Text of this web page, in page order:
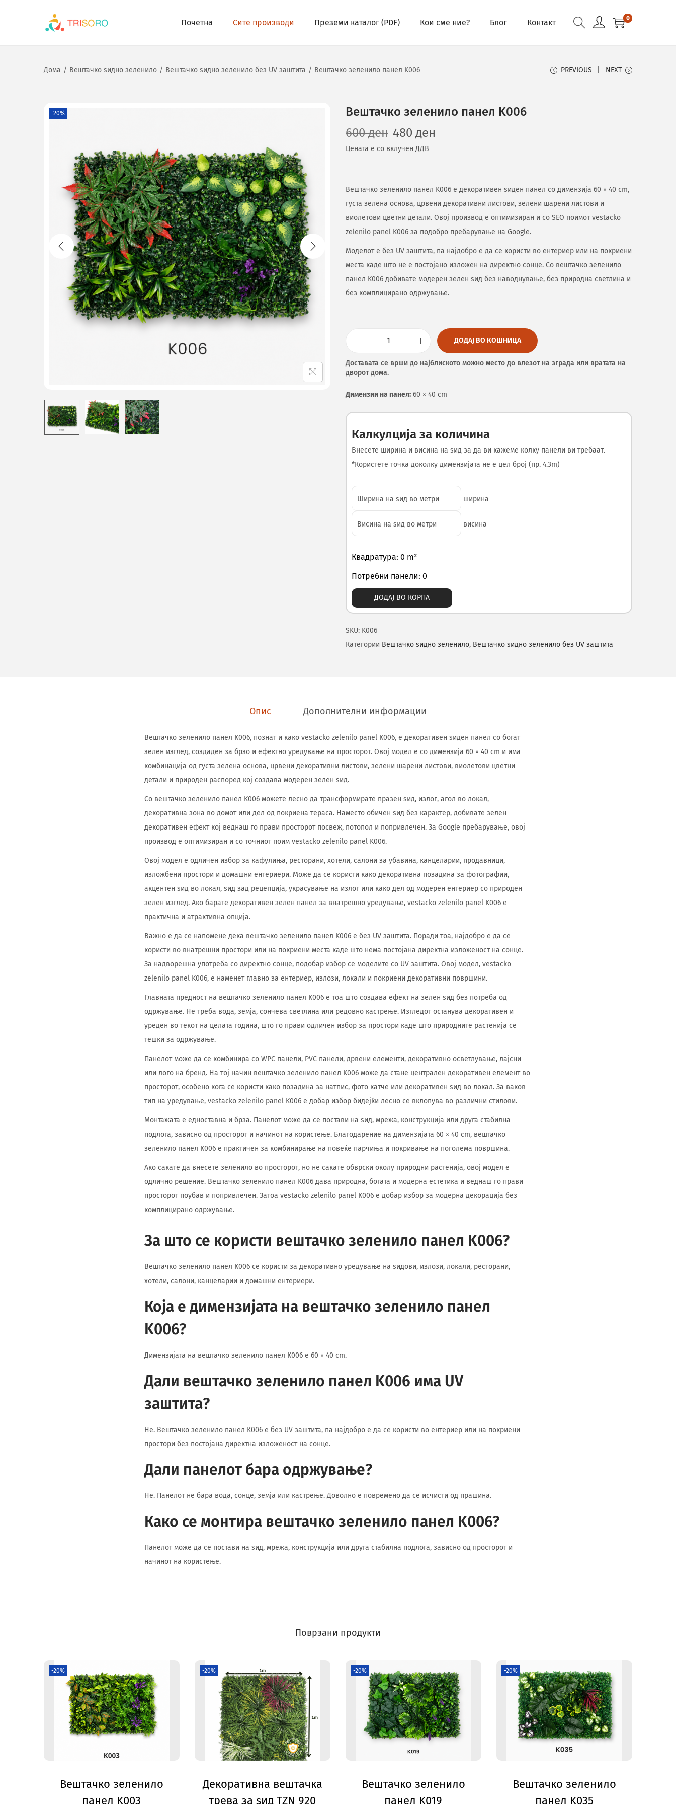
Почетна Сите производи Преземи каталог (PDF) Кои сме ние? Блог Контакт 0
Дома / Вештачко ѕидно зеленило / Вештачко ѕидно зеленило без UV заштита / Вештачко зеленило панел K006 PREVIOUS NEXT
-20%
Вештачко зеленило панел K006
600ден 480 ден
Цената е со вклучен ДДВ
Вештачко зеленило панел K006 е декоративен ѕиден панел со димензија 60 × 40 cm,
густа зелена основа, црвени декоративни листови, зелени шарени листови и
виолетови цветни детали. Овој производ е оптимизиран и со SEO поимот vestacko
zelenilo panel K006 за подобро пребарување на Google.
Моделот е без UV заштита, па најдобро е да се користи во ентериер или на покриени
места каде што не е постојано изложен на директно сонце. Со вештачко зеленило
панел K006 добивате модерен зелен ѕид без наводнување, без природна светлина и
без комплицирано одржување.
ДОДАЈ ВО КОШНИЦА
Доставата се врши до најблиското можно место до влезот на зграда или вратата на
дворот дома.
Димензии на панел: 60 × 40 cm
Калкулција за количина
Внесете ширина и висина на ѕид за да ви кажеме колку панели ви требаат.
*Користете точка доколку димензијата не е цел број (пр. 4.3m)
ширина
висина
Квадратура: 0 m²
Потребни панели: 0
ДОДАЈ ВО КОРПА
SKU: K006
Категории Вештачко ѕидно зеленило, Вештачко ѕидно зеленило без UV заштита
Опис Дополнителни информации
Вештачко зеленило панел K006, познат и како vestacko zelenilo panel K006, е декоративен ѕиден панел со богат
зелен изглед, создаден за брзо и ефектно уредување на просторот. Овој модел е со димензија 60 × 40 cm и има
комбинација од густа зелена основа, црвени декоративни листови, зелени шарени листови, виолетови цветни
детали и природен распоред кој создава модерен зелен ѕид.
Со вештачко зеленило панел K006 можете лесно да трансформирате празен ѕид, излог, агол во локал,
декоративна зона во домот или дел од покриена тераса. Наместо обичен ѕид без карактер, добивате зелен
декоративен ефект кој веднаш го прави просторот посвеж, потопол и попривлечен. За Google пребарување, овој
производ е оптимизиран и со точниот поим vestacko zelenilo panel K006.
Овој модел е одличен избор за кафулиња, ресторани, хотели, салони за убавина, канцеларии, продавници,
изложбени простори и домашни ентериери. Може да се користи како декоративна позадина за фотографии,
акцентен ѕид во локал, ѕид зад рецепција, украсување на излог или како дел од модерен ентериер со природен
зелен изглед. Ако барате декоративен зелен панел за внатрешно уредување, vestacko zelenilo panel K006 е
практична и атрактивна опција.
Важно е да се напомене дека вештачко зеленило панел K006 е без UV заштита. Поради тоа, најдобро е да се
користи во внатрешни простори или на покриени места каде што нема постојана директна изложеност на сонце.
За надворешна употреба со директно сонце, подобар избор се моделите со UV заштита. Овој модел, vestacko
zelenilo panel K006, е наменет главно за ентериер, излози, локали и покриени декоративни површини.
Главната предност на вештачко зеленило панел K006 е тоа што создава ефект на зелен ѕид без потреба од
одржување. Не треба вода, земја, сончева светлина или редовно кастрење. Изгледот останува декоративен и
уреден во текот на целата година, што го прави одличен избор за простори каде што природните растенија се
тешки за одржување.
Панелот може да се комбинира со WPC панели, PVC панели, дрвени елементи, декоративно осветлување, лајсни
или лого на бренд. На тој начин вештачко зеленило панел K006 може да стане централен декоративен елемент во
просторот, особено кога се користи како позадина за натпис, фото катче или декоративен ѕид во локал. За ваков
тип на уредување, vestacko zelenilo panel K006 е добар избор бидејќи лесно се вклопува во различни стилови.
Монтажата е едноставна и брза. Панелот може да се постави на ѕид, мрежа, конструкција или друга стабилна
подлога, зависно од просторот и начинот на користење. Благодарение на димензијата 60 × 40 cm, вештачко
зеленило панел K006 е практичен за комбинирање на повеќе парчиња и покривање на поголема површина.
Ако сакате да внесете зеленило во просторот, но не сакате обврски околу природни растенија, овој модел е
одлично решение. Вештачко зеленило панел K006 дава природна, богата и модерна естетика и веднаш го прави
просторот поубав и попривлечен. Затоа vestacko zelenilo panel K006 е добар избор за модерна декорација без
комплицирано одржување.
За што се користи вештачко зеленило панел K006?
Вештачко зеленило панел K006 се користи за декоративно уредување на ѕидови, излози, локали, ресторани,
хотели, салони, канцеларии и домашни ентериери.
Која е димензијата на вештачко зеленило панел
K006?
Димензијата на вештачко зеленило панел K006 е 60 × 40 cm.
Дали вештачко зеленило панел K006 има UV
заштита?
Не. Вештачко зеленило панел K006 е без UV заштита, па најдобро е да се користи во ентериер или на покриени
простори без постојана директна изложеност на сонце.
Дали панелот бара одржување?
Не. Панелот не бара вода, сонце, земја или кастрење. Доволно е повремено да се исчисти од прашина.
Како се монтира вештачко зеленило панел K006?
Панелот може да се постави на ѕид, мрежа, конструкција или друга стабилна подлога, зависно од просторот и
начинот на користење.
Поврзани продукти
-20%
Вештачко зеленило
панел K003
-20%
Декоративна вештачка
трева за ѕид TZN 920
-20%
Вештачко зеленило
панел K019
-20%
Вештачко зеленило
панел K035